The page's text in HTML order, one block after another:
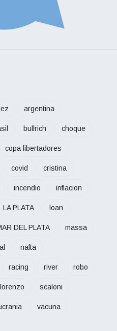
argentina
bullrich choque
copa libertadores
covid cristina
incendio inflacion
LA PLATA loan
DEL PLATA massa
nafta
racing river robo
scaloni
vacuna